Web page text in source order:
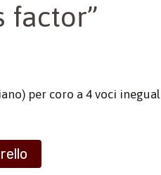
factor”
per coro a 4 voci